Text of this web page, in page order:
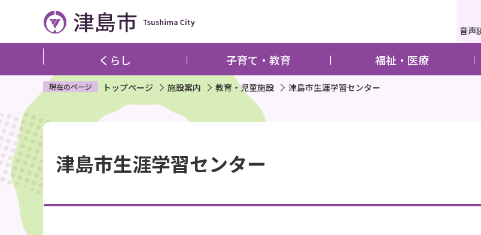
ペ
ジ
頭
で
す
音声
くらし 子育て・教育 福祉・医療
現在のページ トップページ 施設案内 教育・児童施設 津島市生涯学習センター
本
文
こ
こ
津島市生涯学習センター